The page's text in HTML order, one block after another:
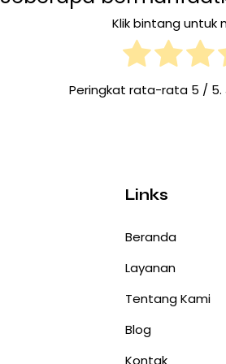
Klik bintang untuk
Peringkat rata-rata 5 / 5.
Links
Beranda
Layanan
Tentang Kami
Blog